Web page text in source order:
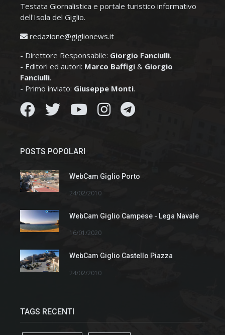
Testata Giornalistica e portale turistico informativo
dell'Isola del Giglio.
redazione@giglionews.it
- Direttore Responsabile: Giorgio Fanciulli.
- Editori ed autori: Marco Baffigi & Giorgio
Fanciulli.
- Primo inviato: Giuseppe Monti.
POSTS POPOLARI
WebCam Giglio Porto
24/02/2010
WebCam Giglio Campese - Lega Navale
16/01/2020
WebCam Giglio Castello Piazza
24/02/2010
TAGS RECENTI